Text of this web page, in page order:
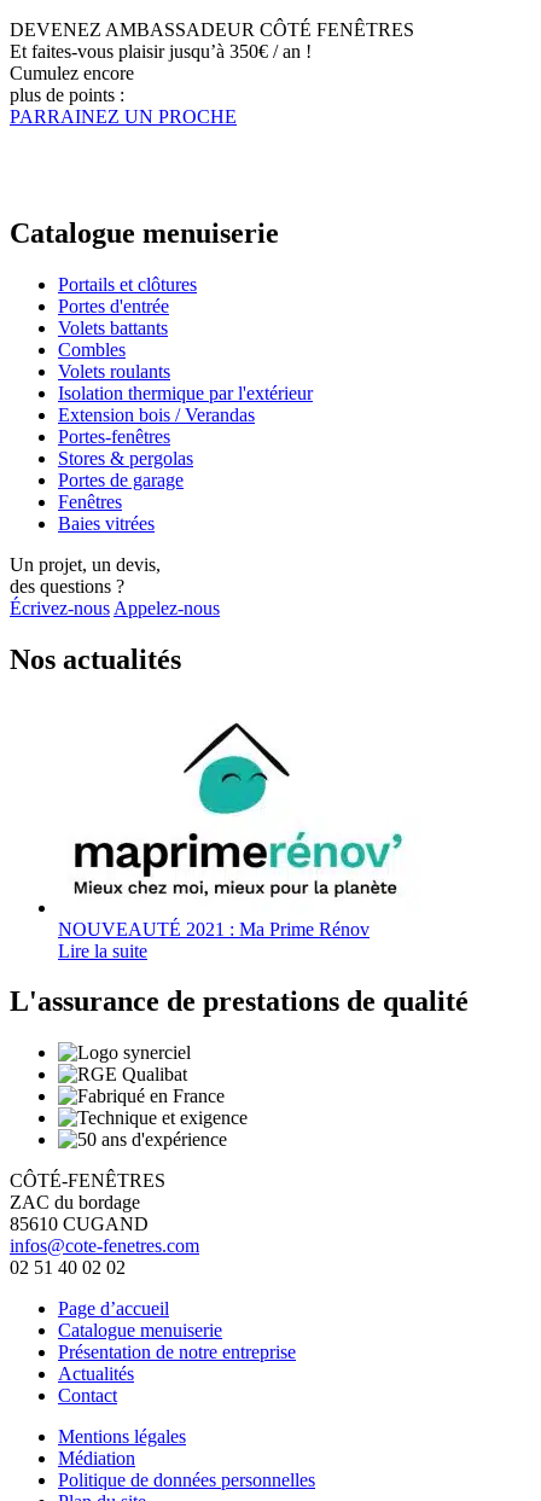
DEVENEZ AMBASSADEUR CÔTÉ FENÊTRES
Et faites-vous plaisir jusqu’à 350€ / an !
Cumulez encore
plus de points :
PARRAINEZ UN PROCHE
Catalogue menuiserie
Portails et clôtures
Portes d'entrée
Volets battants
Combles
Volets roulants
Isolation thermique par l'extérieur
Extension bois / Verandas
Portes-fenêtres
Stores & pergolas
Portes de garage
Fenêtres
Baies vitrées
Un projet, un devis,
des questions ?
Écrivez-nous Appelez-nous
Nos actualités
NOUVEAUTÉ 2021 : Ma Prime Rénov
Lire la suite
L'assurance de prestations de qualité
CÔTÉ-FENÊTRES
ZAC du bordage
85610 CUGAND
infos@cote-fenetres.com
02 51 40 02 02
Page d’accueil
Catalogue menuiserie
Présentation de notre entreprise
Actualités
Contact
Mentions légales
Médiation
Politique de données personnelles